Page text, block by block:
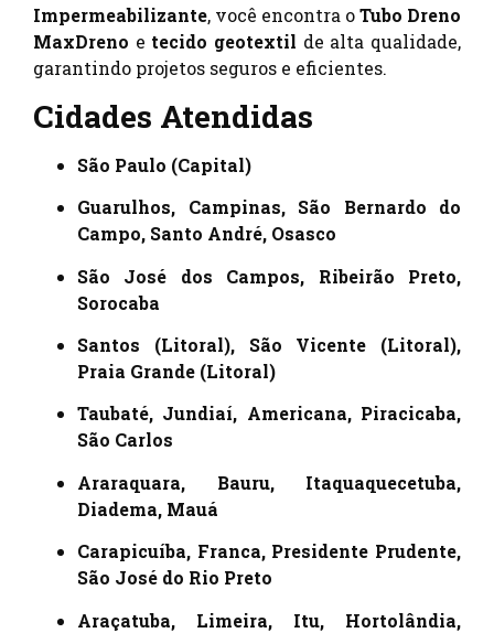
Impermeabilizante, você encontra oTubo Dreno
MaxDreno e tecido geotextil de alta qualidade,
garantindo projetos seguros e eficientes.
Cidades Atendidas
São Paulo (Capital)
Guarulhos, Campinas, São Bernardo do
Campo, Santo André, Osasco
São José dos Campos, Ribeirão Preto,
Sorocaba
Santos (Litoral), São Vicente (Litoral),
Praia Grande (Litoral)
Taubaté, Jundiaí, Americana, Piracicaba,
São Carlos
Araraquara, Bauru, Itaquaquecetuba,
Diadema, Mauá
Carapicuíba, Franca, Presidente Prudente,
São José do Rio Preto
Araçatuba, Limeira, Itu, Hortolândia,